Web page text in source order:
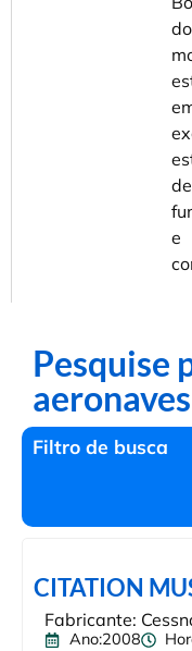
de
e
Pesquise
aeronaves
Filtro de busca
CITATION
Fabricante:
Ano:2008